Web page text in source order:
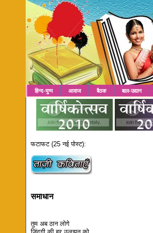
हिन्द-युग्म आवाज बैठक बाल-उद्यान
फटाफट (25 नई पोस्ट):
समाधान
तुम अब ठान लोगे